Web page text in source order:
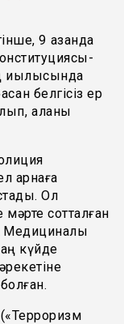
9 қазанда
қиылысында
белгісіз ер
қаланы
арнаға
Ол
сотталған
күйде